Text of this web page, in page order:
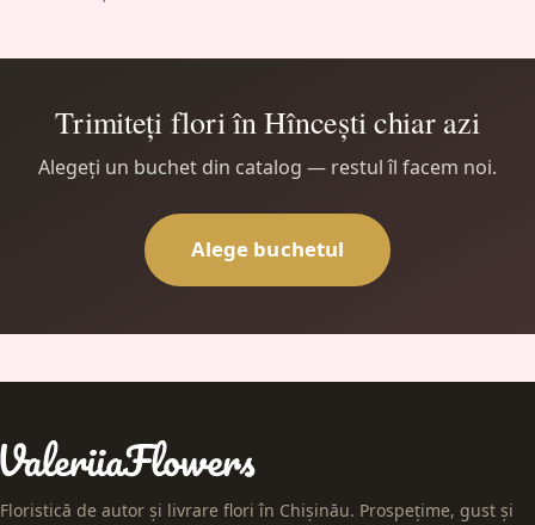
Trimiteți flori în Hîncești chiar azi
Alegeți un buchet din catalog — restul îl facem noi.
Alege buchetul
Floristică de autor și livrare flori în Chișinău. Prospețime, gust și